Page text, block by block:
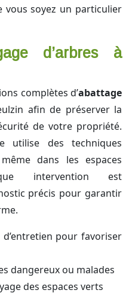
vous soyez un particulier
d’arbres à
complètes d’abattage
afin de préserver la
de votre propriété.
utilise des techniques
dans les espaces
intervention est
précis pour garantir
pour favoriser
dangereux ou malades
des espaces verts